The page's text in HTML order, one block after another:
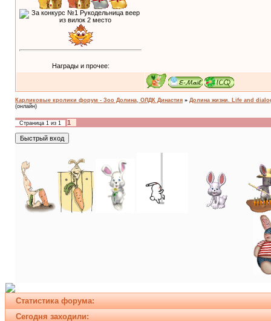
Награды и прочее:
Карликовые кролики форум - Зоо Долина, ОЛДК Династия » Долина жизни. Life and
(онлайн)
Страница 1 из 1 1
Статистика форума:
Сегодня заходили: